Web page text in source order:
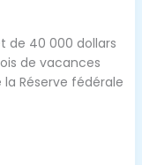
de 40 000 dollars
de vacances
Réserve fédérale